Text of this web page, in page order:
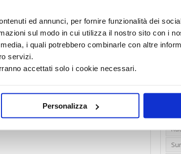
ed annunci, per fornire funzionalità dei
sul modo in cui utilizza il nostro sito con i
i quali potrebbero combinarle con altre
servizi.
accettati solo i cookie necessari.
Personalizza